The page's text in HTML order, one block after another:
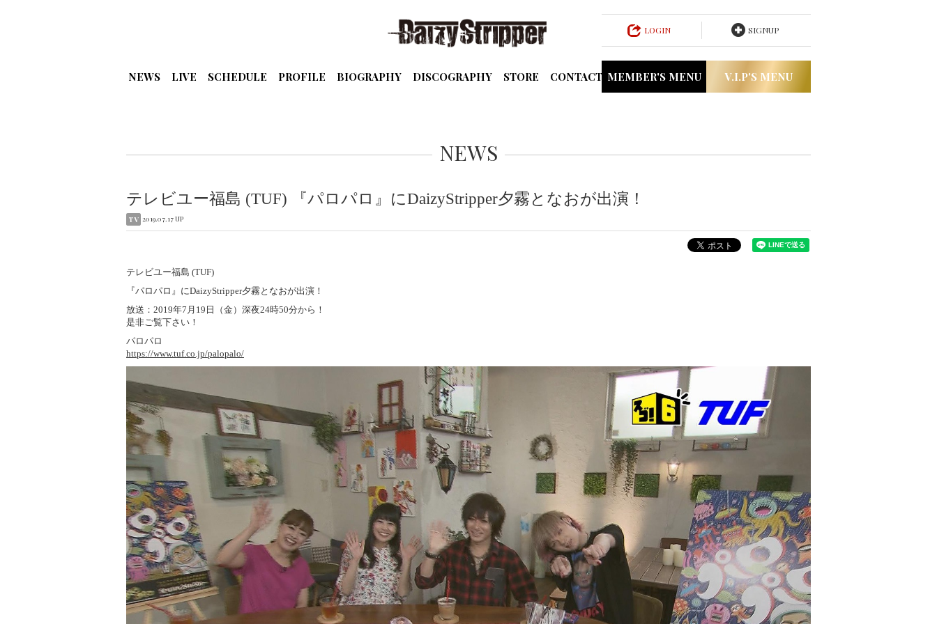
LOGIN SIGNUP
NEWS LIVE SCHEDULE PROFILE BIOGRAPHY DISCOGRAPHY STORE CONTACT V.I.P'S MENU
MEMBER'S MENU
NEWS
テレビユー福島 (TUF) 『パロパロ』にDaizyStripper夕霧となおが出演！
TV 2019.07.17 UP
テレビユー福島 (TUF)
『パロパロ』にDaizyStripper夕霧となおが出演！
放送：2019年7月19日（金）深夜24時50分から！
是非ご覧下さい！
パロパロ
https://www.tuf.co.jp/palopalo/